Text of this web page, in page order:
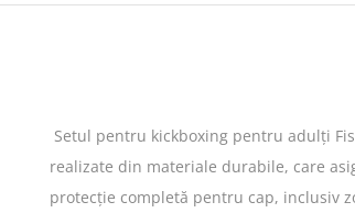
Setul pentru kickboxing pentru adulți
realizate din materiale durabile, care
protecție completă pentru cap, inclusiv